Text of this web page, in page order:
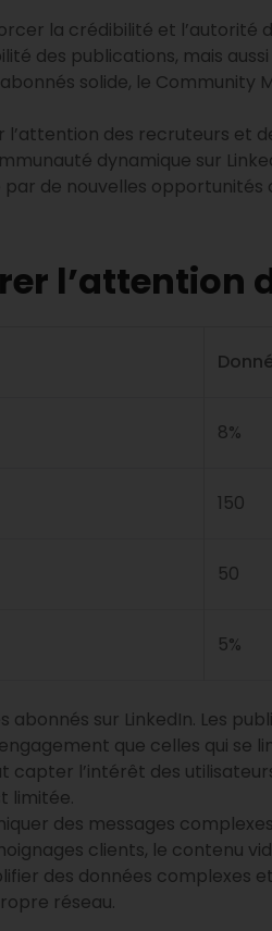
la crédibilité et l’autorité
des publications, mais
solide, le Community
des recruteurs et
dynamique sur
de nouvelles opportunités
l’attention
8%
150
50
5%
sur LinkedIn. Les
que celles qui se
l’intérêt des
limitée.
des messages
clients, le contenu
des données complexes
réseau.